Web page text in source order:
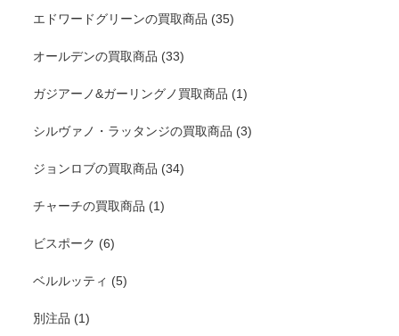
エドワードグリーンの買取商品 (35)
オールデンの買取商品 (33)
ガジアーノ&ガーリングノ買取商品 (1)
シルヴァノ・ラッタンジの買取商品 (3)
ジョンロブの買取商品 (34)
チャーチの買取商品 (1)
ビスポーク (6)
ベルルッティ (5)
別注品 (1)